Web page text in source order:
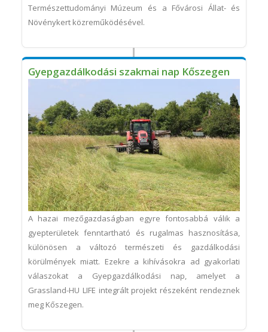
Természettudományi Múzeum és a Fővárosi Állat- és
Növénykert közreműködésével.
Gyepgazdálkodási szakmai nap Kőszegen
A hazai mezőgazdaságban egyre fontosabbá válik a
gyepterületek fenntartható és rugalmas hasznosítása,
különösen a változó természeti és gazdálkodási
körülmények miatt. Ezekre a kihívásokra ad gyakorlati
válaszokat a Gyepgazdálkodási nap, amelyet a
Grassland-HU LIFE integrált projekt részeként rendeznek
meg Kőszegen.